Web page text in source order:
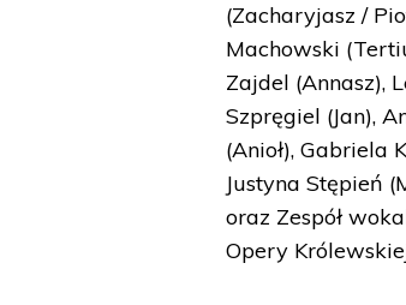
(Zacharyjasz /
Machowski
Zajdel (Annasz),
Szpręgiel (Jan),
(Anioł), Gabriela
Justyna Stępień
oraz Zespół
Opery